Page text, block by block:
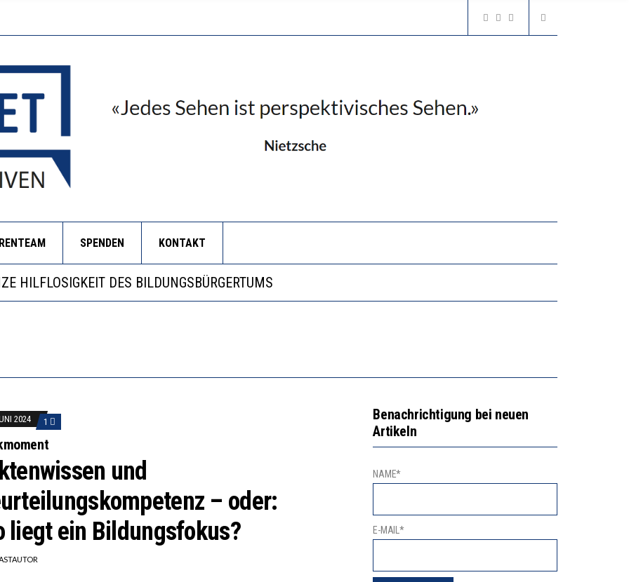
SPENDEN KONTAKT
HARMONISIERUNG IM SCHULWESEN VERRINGERT DAS INNOVATIONSPOTENZIAL
“VIEL ZU VIELE SCHÜLER, DIE GEMESSEN AN IHREN FÄHIGKEITEN GAR NICHT ANS GYMNASIUM GEHÖREN”
HILFLOSIGKEIT DES BILDUNGSBÜRGERTUMS
WÄCHST, WAS KINDER TRÄGT
2024 1
und
– oder:
liegt ein Bildungsfokus?
Benachrichtigung bei neuen
Artikeln
NAME*
E-MAIL*